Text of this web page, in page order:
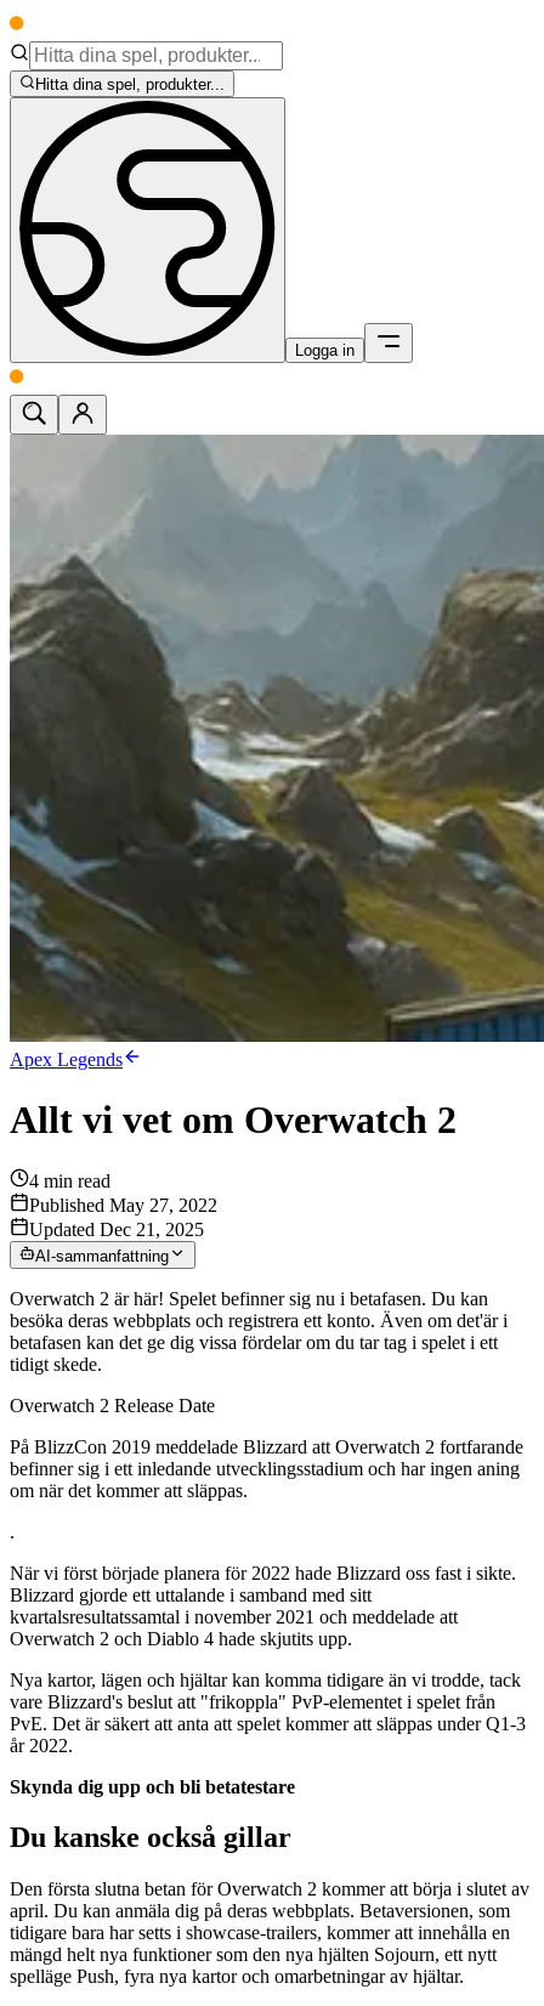
Hitta dina spel, produkter...
Logga in
Apex Legends
Allt vi vet om Overwatch 2
4 min read
Published May 27, 2022
Updated Dec 21, 2025
AI-sammanfattning
Overwatch 2 är här! Spelet befinner sig nu i betafasen. Du kan
besöka deras webbplats och registrera ett konto. Även om det'är i
betafasen kan det ge dig vissa fördelar om du tar tag i spelet i ett
tidigt skede.
Overwatch 2 Release Date
På BlizzCon 2019 meddelade Blizzard att Overwatch 2 fortfarande
befinner sig i ett inledande utvecklingsstadium och har ingen aning
om när det kommer att släppas.
.
När vi först började planera för 2022 hade Blizzard oss fast i sikte.
Blizzard gjorde ett uttalande i samband med sitt
kvartalsresultatssamtal i november 2021 och meddelade att
Overwatch 2 och Diablo 4 hade skjutits upp.
Nya kartor, lägen och hjältar kan komma tidigare än vi trodde, tack
vare Blizzard's beslut att "frikoppla" PvP-elementet i spelet från
PvE. Det är säkert att anta att spelet kommer att släppas under Q1-3
år 2022.
Skynda dig upp och bli betatestare
Du kanske också gillar
Den första slutna betan för Overwatch 2 kommer att börja i slutet av
april. Du kan anmäla dig på deras webbplats. Betaversionen, som
tidigare bara har setts i showcase-trailers, kommer att innehålla en
mängd helt nya funktioner som den nya hjälten Sojourn, ett nytt
spelläge Push, fyra nya kartor och omarbetningar av hjältar.